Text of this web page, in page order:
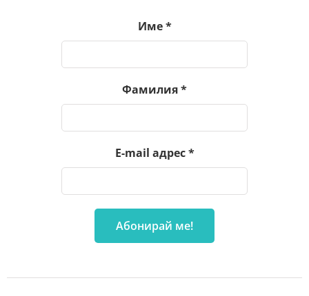
Име*
Фамилия*
E-mail адрес*